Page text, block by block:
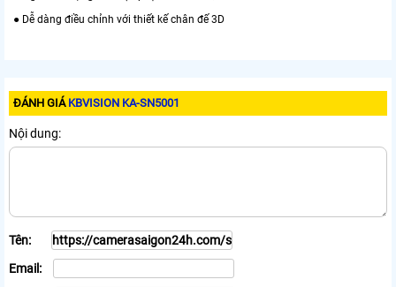
● Dễ dàng điều chỉnh với thiết kế chân đế 3D
ĐÁNH GIÁ KBVISION KA-SN5001
Nội dung:
Tên:
Email: